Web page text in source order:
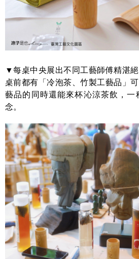
▼每桌中央展出不同工藝師傅精湛
桌前都有「冷泡茶、竹製工藝品」
藝品的同時還能來杯沁涼茶飲，一
念。